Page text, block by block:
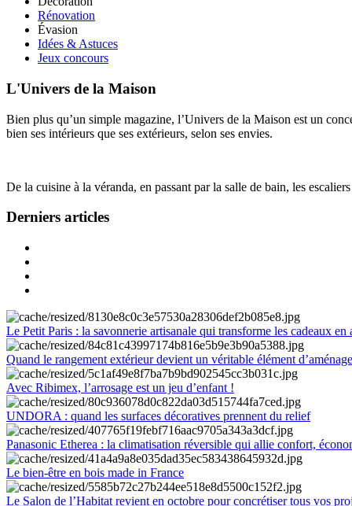
Rénovation
Évasion
Idées & Astuces
Jeux concours
L'Univers de la Maison
Bien plus qu’un simple magazine, l’Univers de la Maison est un
bien ses intérieurs que ses extérieurs, selon ses envies.
De la cuisine à la véranda, en passant par la salle de bain, les
Derniers articles
Le Petit Paris : la savonnerie artisanale qui transforme les cadeaux en
Quand le rangement extérieur devient un véritable élément
Avec Ribimex, l’arrosage est un jeu d’enfant !
UNDORA : quand les surfaces décoratives prennent du relief
Panasonic Etherea : la climatisation réversible qui allie confort,
Le bien-être en bois made in France
Le Salon de l’Habitat revient en octobre pour concrétiser tous vos